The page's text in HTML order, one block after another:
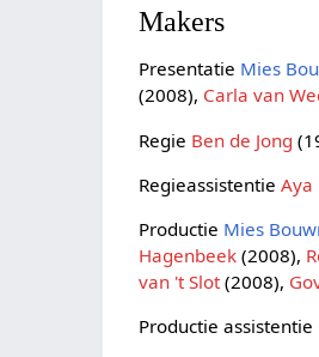
Makers
Presentatie Mies
(2008), Carla van
Regie Ben de Jong
RegieassistentieAya
Productie Mies
Hagenbeek (2008),
van 't Slot (2008),
Productie assistentie